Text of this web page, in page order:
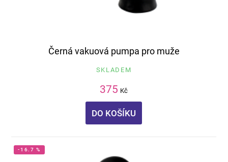
Černá vakuová pumpa pro muže
SKLADEM
375 Kč
DO KOŠÍKU
-16.7 %